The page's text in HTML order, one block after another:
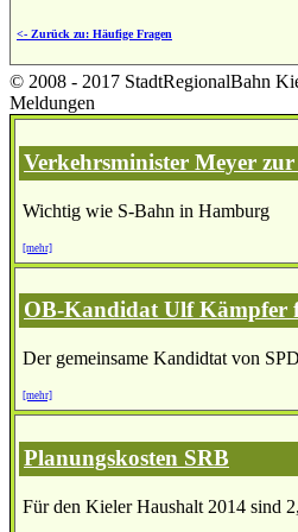
<- Zurück zu: Häufige Fragen
© 2008 - 2017 StadtRegionalBahn
Meldungen
Verkehrsminister Meyer
Wichtig wie S-Bahn in Hamburg
[mehr]
OB-Kandidat Ulf Kämpfer
Der gemeinsame Kandidtat von
[mehr]
Planungskosten SRB
Für den Kieler Haushalt 2014 sind